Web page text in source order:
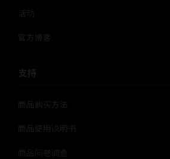
活动
官方博客
支持
商品购买方法
商品使用说明书
商品问卷调查